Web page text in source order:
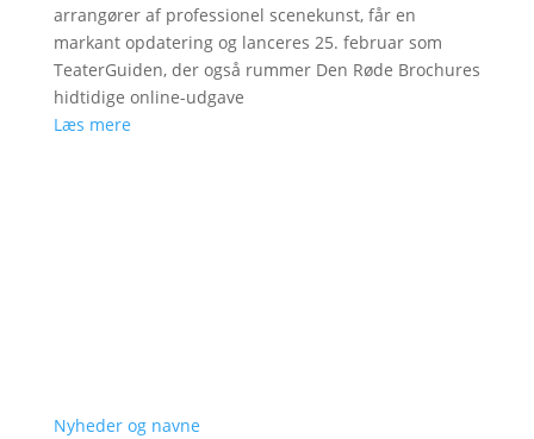
arrangører af professionel scenekunst, får en
markant opdatering og lanceres 25. februar som
TeaterGuiden, der også rummer Den Røde Brochures
hidtidige online-udgave
Læs mere
Nyheder og navne